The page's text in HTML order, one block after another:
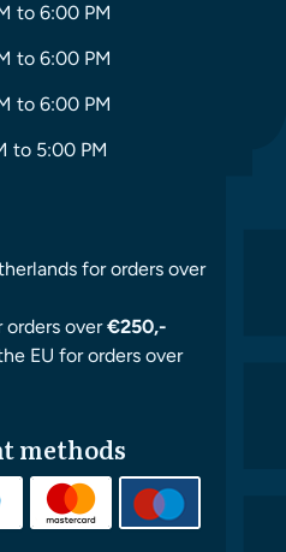
to 6:00 PM
to 6:00 PM
to 6:00 PM
to 5:00 PM
for orders over
orders over€250,-
EU for orders over
methods